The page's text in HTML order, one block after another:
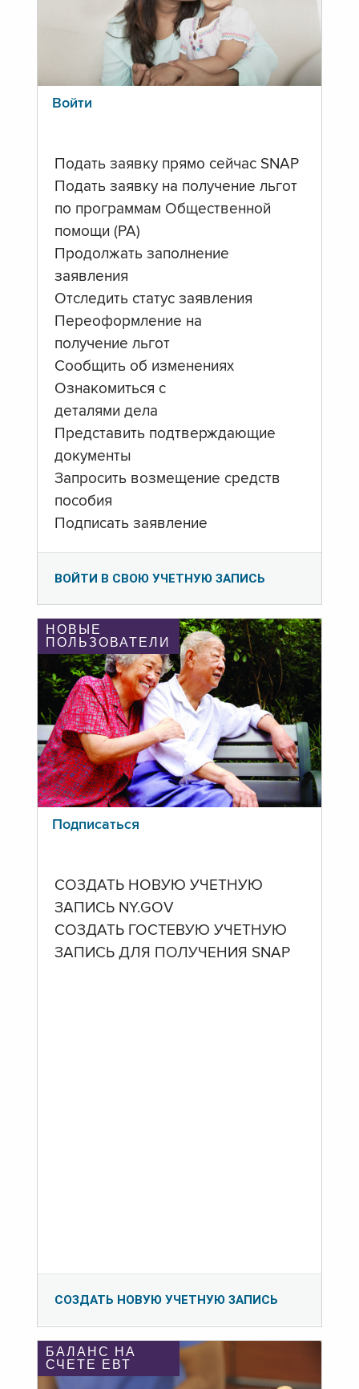
Войти
Подать заявку прямо сейчас SNAP
Подать заявку на получение льгот
по программам Общественной
помощи (PA)
Продолжать заполнение
заявления
Отследить статус заявления
Переоформление на
получение льгот
Сообщить об изменениях
Ознакомиться с
деталями дела
Представить подтверждающие
документы
Запросить возмещение средств
пособия
Подписать заявление
ВОЙТИ В СВОЮ УЧЕТНУЮ ЗАПИСЬ
НОВЫЕ
ПОЛЬЗОВАТЕЛИ
Подписаться
СОЗДАТЬ НОВУЮ УЧЕТНУЮ
ЗАПИСЬ NY.GOV
СОЗДАТЬ ГОСТЕВУЮ УЧЕТНУЮ
ЗАПИСЬ ДЛЯ ПОЛУЧЕНИЯ SNAP
СОЗДАТЬ НОВУЮ УЧЕТНУЮ ЗАПИСЬ
БАЛАНС НА
СЧЕТЕ ЕВТ